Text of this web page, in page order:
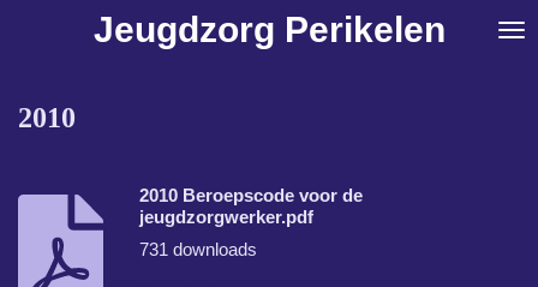
hoofdinhoud
Jeugdzorg Perikelen
2010
2010 Beroepscode voor de
jeugdzorgwerker.pdf
731 downloads